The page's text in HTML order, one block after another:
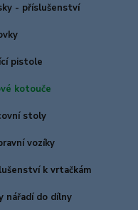
- příslušenství
pistole
kotouče
stoly
vozíky
k vrtačkám
nářadí do dílny